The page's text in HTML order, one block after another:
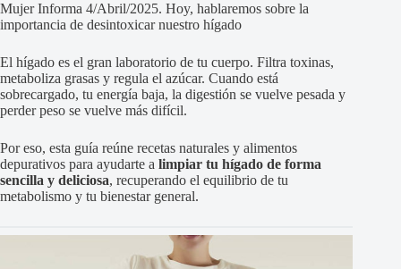
Mujer Informa 4/Abril/2025. Hoy, hablaremos sobre la
importancia de desintoxicar nuestro hígado
El hígado es el gran laboratorio de tu cuerpo. Filtra toxinas,
metaboliza grasas y regula el azúcar. Cuando está
sobrecargado, tu energía baja, la digestión se vuelve pesada y
perder peso se vuelve más difícil.
Por eso, esta guía reúne recetas naturales y alimentos
depurativos para ayudarte a limpiar tu hígado de forma
sencilla y deliciosa, recuperando el equilibrio de tu
metabolismo y tu bienestar general.